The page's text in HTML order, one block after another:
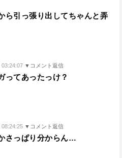
ら引っ張り出してちゃんと弄
03:24:07 ▼コメント返信
ってあったっけ？
08:24:25 ▼コメント返信
さっぱり分からん…